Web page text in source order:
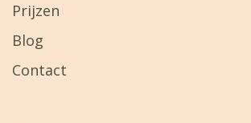
Prijzen
Blog
Contact